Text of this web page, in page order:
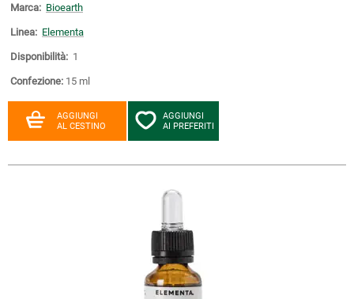
Marca: Bioearth
Linea: Elementa
Disponibilità: 1
Confezione: 15 ml
AGGIUNGI
AL CESTINO
AGGIUNGI
AI PREFERITI